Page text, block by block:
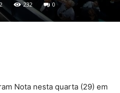
232 0
Nota nesta quarta (29) em